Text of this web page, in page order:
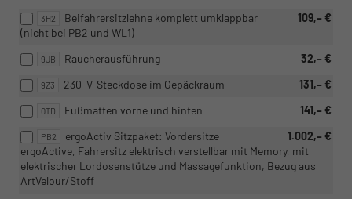
3H2 109,– €
Beifahrersitzlehne komplett umklappbar
(nicht bei PB2 und WL1)
9JB 32,– €
Raucherausführung
9Z3 131,– €
230-V-Steckdose im Gepäckraum
0TD 141,– €
Fußmatten vorne und hinten
PB2 1.002,– €
ergoActiv Sitzpaket: Vordersitze
ergoActive, Fahrersitz elektrisch verstellbar mit Memory, mit
elektrischer Lordosenstütze und Massagefunktion, Bezug aus
ArtVelour/Stoff